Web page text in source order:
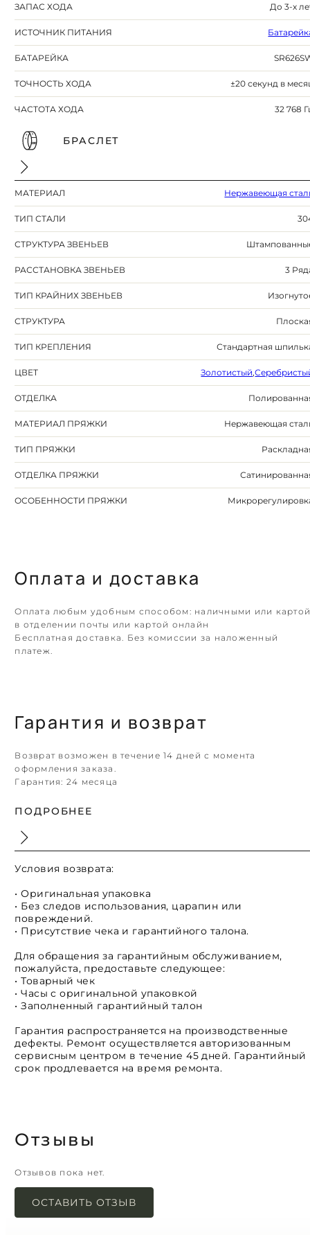
ЗАПАС ХОДА До 3-х
ИСТОЧНИК ПИТАНИЯ
БАТАРЕЙКА
ТОЧНОСТЬ ХОДА ±20 секунд в
ЧАСТОТА ХОДА 32 768
БРАСЛЕТ
МАТЕРИАЛ Нержавеющая
ТИП СТАЛИ
СТРУКТУРА ЗВЕНЬЕВ
РАССТАНОВКА ЗВЕНЬЕВ 3
ТИП КРАЙНИХ ЗВЕНЬЕВ
СТРУКТУРА
ТИП КРЕПЛЕНИЯ Стандартная
ЦВЕТ Золотистый,
ОТДЕЛКА
МАТЕРИАЛ ПРЯЖКИ Нержавеющая
ТИП ПРЯЖКИ
ОТДЕЛКА ПРЯЖКИ
ОСОБЕННОСТИ ПРЯЖКИ
Оплата и доставка
Оплата любым удобным способом: наличными или
в отделении почты или картой онлайн
Бесплатная доставка. Без комиссии за наложенный
платеж.
Гарантия и возврат
Возврат возможен в течение 14 дней с момента
оформления заказа.
Гарантия: 24 месяца
ПОДРОБНЕЕ
Условия возврата:
• Оригинальная упаковка
• Без следов использования, царапин или
повреждений.
• Присутствие чека и гарантийного талона.
Для обращения за гарантийным обслуживанием,
пожалуйста, предоставьте следующее:
• Товарный чек
• Часы с оригинальной упаковкой
• Заполненный гарантийный талон
Гарантия распространяется на производственные
дефекты. Ремонт осуществляется авторизованным
сервисным центром в течение 45 дней. Гарантийный
срок продлевается на время ремонта.
Отзывы
Отзывов пока нет.
ОСТАВИТЬ ОТЗЫВ